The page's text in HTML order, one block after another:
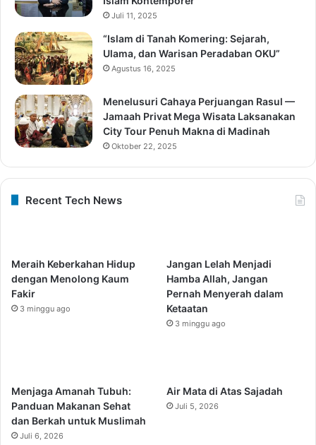
Juli 11, 2025
“Islam di Tanah Komering: Sejarah,
Ulama, dan Warisan Peradaban OKU”
Agustus 16, 2025
Menelusuri Cahaya Perjuangan Rasul —
Jamaah Privat Mega Wisata Laksanakan
City Tour Penuh Makna di Madinah
Oktober 22, 2025
Recent Tech News
Meraih Keberkahan Hidup
dengan Menolong Kaum
Fakir
3 minggu ago
Jangan Lelah Menjadi
Hamba Allah, Jangan
Pernah Menyerah dalam
Ketaatan
3 minggu ago
Menjaga Amanah Tubuh:
Panduan Makanan Sehat
dan Berkah untuk Muslimah
Juli 6, 2026
Air Mata di Atas Sajadah
Juli 5, 2026